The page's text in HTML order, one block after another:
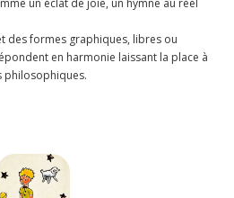
un éclat de joie, un hymne au réel
des formes graphiques, libres ou
en harmonie laissant la place à
philosophiques.